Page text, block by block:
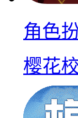
角色
樱花